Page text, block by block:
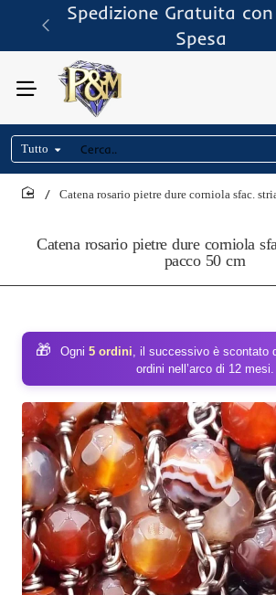
Spedizione Gratuita
Spesa
Tutto
Cerca..
Catena rosario pietre dure corniola
pacco 50 cm
Catena rosario pietre dure corniola sfac.
🎁 Ogni 5 ordini, il successivo è scontato
ordini nell’arco di 12 mesi.